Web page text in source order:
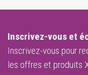
Inscrivez-vous et
Inscrivez-vous pour
les offres et produits